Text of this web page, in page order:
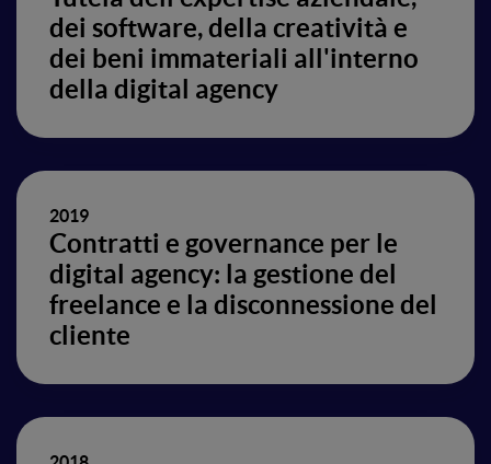
dei software, della creatività e
dei beni immateriali all'interno
della digital agency
2019
Contratti e governance per le
digital agency: la gestione del
freelance e la disconnessione del
cliente